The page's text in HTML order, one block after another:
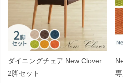
ダイニングチェア New Clover
2脚セット
専